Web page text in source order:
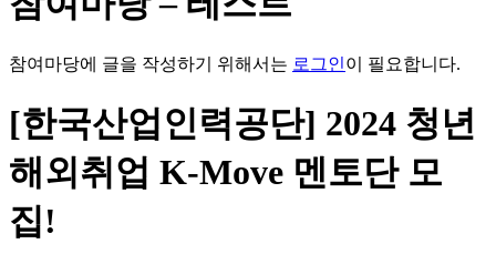
참여마당에 글을 작성하기 위해서는 로그인이 필요합니다.
[한국산업인력공단] 2024 청년
해외취업 K-Move 멘토단 모
집!